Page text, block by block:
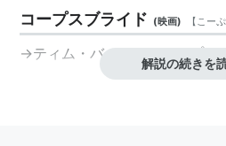
コープスブライド (映画) 【こー
→ティム・バートンのコープス
解説の続きを